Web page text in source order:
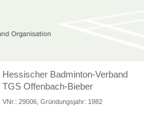
Hessischer Badminton-Verband
TGS Offenbach-Bieber
VNr.: 29006, Gründungsjahr: 1982